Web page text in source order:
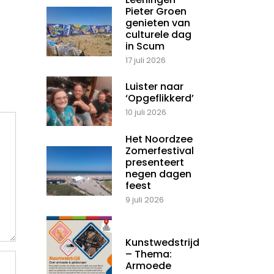
Pieter Groen
genieten van
culturele dag
in Scum
17 juli 2026
Luister naar
‘Opgeflikkerd’
10 juli 2026
Het Noordzee
Zomerfestival
presenteert
negen dagen
feest
9 juli 2026
Kunstwedstrijd
– Thema:
Armoede